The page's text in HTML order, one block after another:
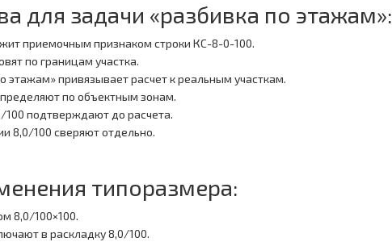
для задачи «разбивка по этажам»:
приемочным признаком строки КС-8-0-100.
по границам участка.
этажам» привязывает расчет к реальным участкам.
по объектным зонам.
100 подтверждают до расчета.
8,0/100 сверяют отдельно.
типоразмера:
8,0/100×100.
в раскладку 8,0/100.